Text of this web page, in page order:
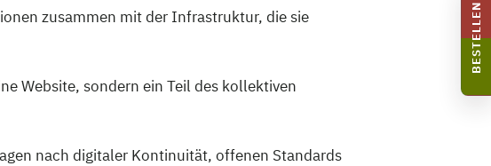
zusammen mit der Infrastruktur, die sie
Website, sondern ein Teil des kollektiven
nach digitaler Kontinuität, offenen Standards
BESTELLEN